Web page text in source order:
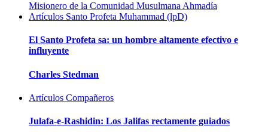
Misionero de la Comunidad Musulmana Ahmadía
Artículos Santo Profeta Muhammad (lpD)
El Santo Profeta sa: un hombre altamente efectivo e
influyente
Charles Stedman
Artículos Compañeros
Julafa-e-Rashidin: Los Jalifas rectamente guiados